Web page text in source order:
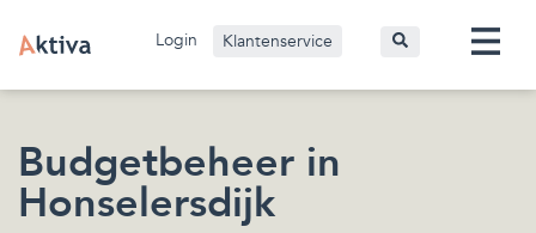
Login Klantenservice
Budgetbeheer in
Honselersdijk